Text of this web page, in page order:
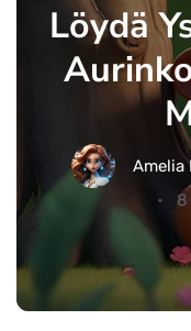
Löydä
Amelia
8